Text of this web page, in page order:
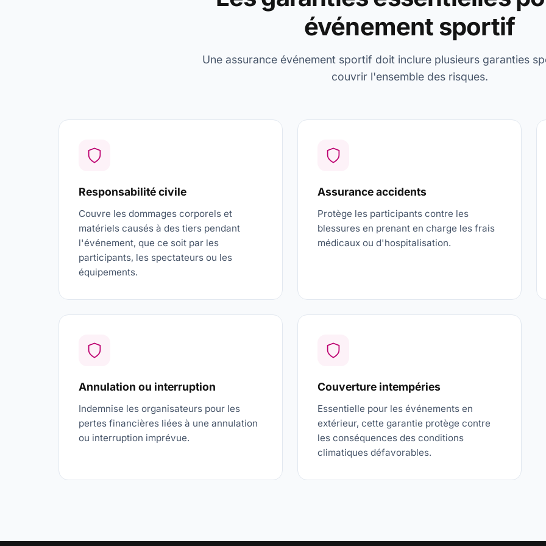
événement sportif
Une assurance événement sportif doit inclure plusieurs garanties
couvrir l'ensemble des risques.
Responsabilité civile
Couvre les dommages corporels et
matériels causés à des tiers pendant
l'événement, que ce soit par les
participants, les spectateurs ou les
équipements.
Assurance accidents
Protège les participants contre les
blessures en prenant en charge les frais
médicaux ou d'hospitalisation.
Annulation ou interruption
Indemnise les organisateurs pour les
pertes financières liées à une annulation
ou interruption imprévue.
Couverture intempéries
Essentielle pour les événements en
extérieur, cette garantie protège contre
les conséquences des conditions
climatiques défavorables.